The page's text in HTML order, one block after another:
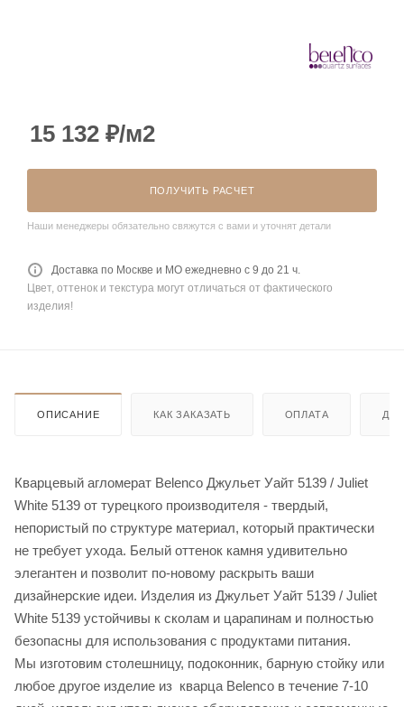
15 132 ₽/м2
ПОЛУЧИТЬ РАСЧЕТ
Наши менеджеры обязательно свяжутся с вами и уточнят детали
Доставка по Москве и МО ежедневно с 9 до 21 ч.
Цвет, оттенок и текстура могут отличаться от фактического
изделия!
ОПИСАНИЕ КАК ЗАКАЗАТЬ ОПЛАТА
Кварцевый агломерат Belenco Джульет Уайт 5139 / Juliet
White 5139 от турецкого производителя - твердый,
непористый по структуре материал, который практически
не требует ухода. Белый оттенок камня удивительно
элегантен и позволит по-новому раскрыть ваши
дизайнерские идеи. Изделия из Джульет Уайт 5139 / Juliet
White 5139 устойчивы к сколам и царапинам и полностью
безопасны для использования с продуктами питания.
Мы изготовим столешницу, подоконник, барную стойку или
любое другое изделие из кварца Belenco в течение 7-10